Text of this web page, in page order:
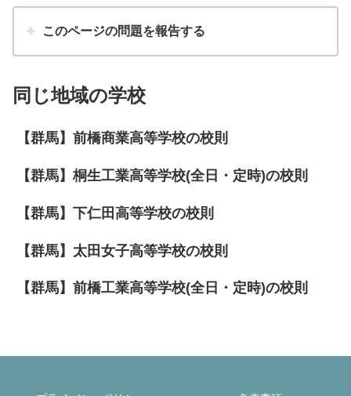
このページの問題を報告する
同じ地域の学校
【群馬】前橋商業高等学校の校則
【群馬】桐生工業高等学校(全日・定時)の校則
【群馬】下仁田高等学校の校則
【群馬】太田女子高等学校の校則
【群馬】前橋工業高等学校(全日・定時)の校則